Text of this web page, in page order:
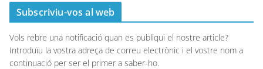
Subscriviu-vos al web
Vols rebre una notificació quan es publiqui el nostre article?
Introduïu la vostra adreça de correu electrònic i el vostre nom a
continuació per ser el primer a saber-ho.